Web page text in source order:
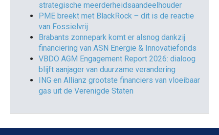
strategische meerderheidsaandeelhouder
PME breekt met BlackRock – dit is de reactie
van Fossielvrij
Brabants zonnepark komt er alsnog dankzij
financiering van ASN Energie & Innovatiefonds
VBDO AGM Engagement Report 2026: dialoog
blijft aanjager van duurzame verandering
ING en Allianz grootste financiers van vloeibaar
gas uit de Verenigde Staten